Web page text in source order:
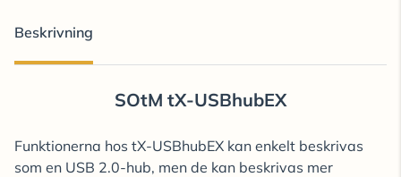
Beskrivning
SOtM tX-USBhubEX
Funktionerna hos tX-USBhubEX kan enkelt beskrivas
som en USB 2.0-hub, men de kan beskrivas mer